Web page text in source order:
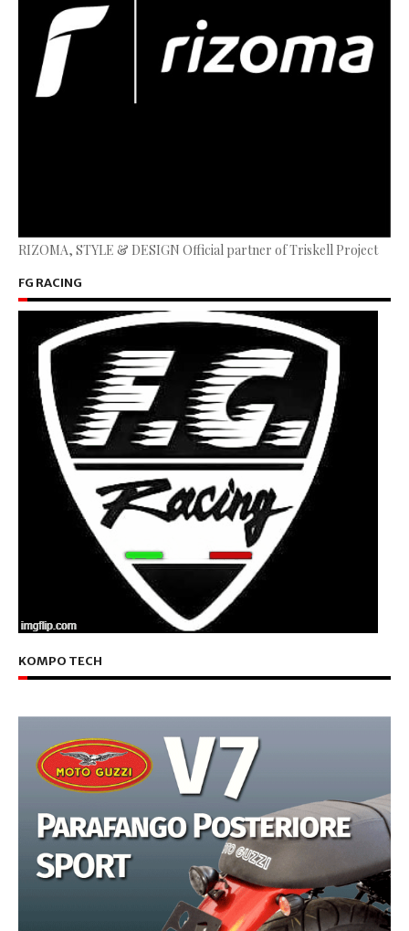
RIZOMA, STYLE & DESIGN Official partner of Triskell Project
FG RACING
KOMPO TECH